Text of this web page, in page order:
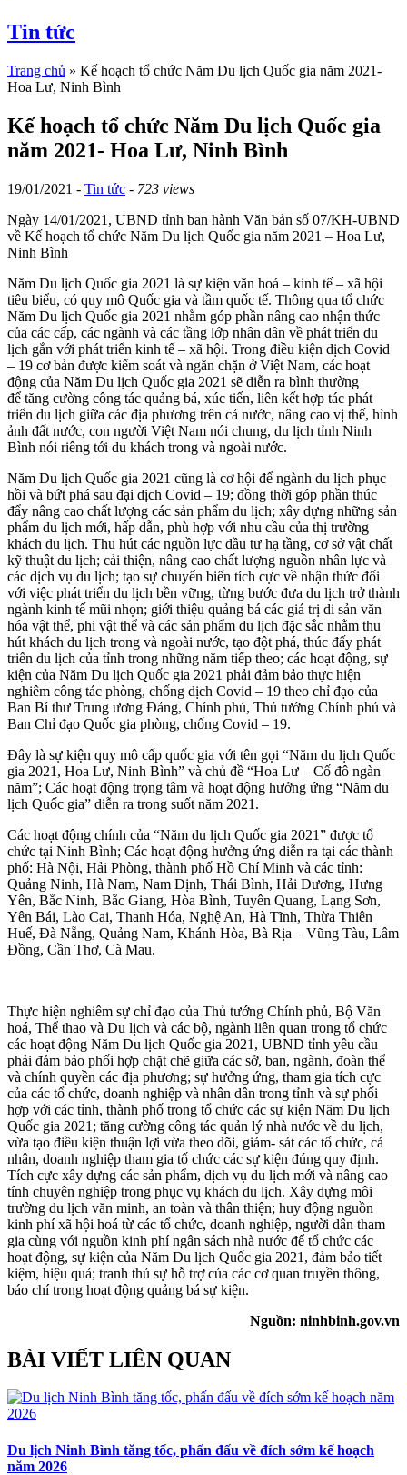
Tin tức
Trang chủ » Kế hoạch tổ chức Năm Du lịch Quốc gia năm 2021-
Hoa Lư, Ninh Bình
Kế hoạch tổ chức Năm Du lịch Quốc gia
năm 2021- Hoa Lư, Ninh Bình
19/01/2021 - Tin tức - 723 views
Ngày 14/01/2021, UBND tỉnh ban hành Văn bản số 07/KH-UBND
về Kế hoạch tổ chức Năm Du lịch Quốc gia năm 2021 – Hoa Lư,
Ninh Bình
Năm Du lịch Quốc gia 2021 là sự kiện văn hoá – kinh tế – xã hội
tiêu biểu, có quy mô Quốc gia và tầm quốc tế. Thông qua tổ chức
Năm Du lịch Quốc gia 2021 nhằm góp phần nâng cao nhận thức
của các cấp, các ngành và các tầng lớp nhân dân về phát triển du
lịch gắn với phát triển kinh tế – xã hội. Trong điều kiện dịch Covid
– 19 cơ bản được kiểm soát và ngăn chặn ở Việt Nam, các hoạt
động của Năm Du lịch Quốc gia 2021 sẽ diễn ra bình thường
để tăng cường công tác quảng bá, xúc tiến, liên kết hợp tác phát
triển du lịch giữa các địa phương trên cả nước, nâng cao vị thế, hình
ảnh đất nước, con người Việt Nam nói chung, du lịch tỉnh Ninh
Bình nói riêng tới du khách trong và ngoài nước.
Năm Du lịch Quốc gia 2021 cũng là cơ hội để ngành du lịch phục
hồi và bứt phá sau đại dịch Covid – 19; đồng thời góp phần thúc
đẩy nâng cao chất lượng các sản phẩm du lịch; xây dựng những sản
phẩm du lịch mới, hấp dẫn, phù hợp với nhu cầu của thị trường
khách du lịch. Thu hút các nguồn lực đầu tư hạ tầng, cơ sở vật chất
kỹ thuật du lịch; cải thiện, nâng cao chất lượng nguồn nhân lực và
các dịch vụ du lịch; tạo sự chuyển biến tích cực về nhận thức đối
với việc phát triển du lịch bền vững, từng bước đưa du lịch trở thành
ngành kinh tế mũi nhọn; giới thiệu quảng bá các giá trị di sản văn
hóa vật thể, phi vật thể và các sản phẩm du lịch đặc sắc nhằm thu
hút khách du lịch trong và ngoài nước, tạo đột phá, thúc đấy phát
triển du lịch của tỉnh trong những năm tiếp theo; các hoạt động, sự
kiện của Năm Du lịch Quốc gia 2021 phải đảm bảo thực hiện
nghiêm công tác phòng, chống dịch Covid – 19 theo chỉ đạo của
Ban Bí thư Trung ương Đảng, Chính phủ, Thủ tướng Chính phủ và
Ban Chỉ đạo Quốc gia phòng, chống Covid – 19.
Đây là sự kiện quy mô cấp quốc gia với tên gọi “Năm du lịch Quốc
gia 2021, Hoa Lư, Ninh Bình” và chủ đề “Hoa Lư – Cố đô ngàn
năm”; Các hoạt động trọng tâm và hoạt động hưởng ứng “Năm du
lịch Quốc gia” diễn ra trong suốt năm 2021.
Các hoạt động chính của “Năm du lịch Quốc gia 2021” được tổ
chức tại Ninh Bình; Các hoạt động hưởng ứng diễn ra tại các thành
phố: Hà Nội, Hải Phòng, thành phố Hồ Chí Minh và các tỉnh:
Quảng Ninh, Hà Nam, Nam Định, Thái Bình, Hải Dương, Hưng
Yên, Bắc Ninh, Bắc Giang, Hòa Bình, Tuyên Quang, Lạng Sơn,
Yên Bái, Lào Cai, Thanh Hóa, Nghệ An, Hà Tĩnh, Thừa Thiên
Huế, Đà Nẵng, Quảng Nam, Khánh Hòa, Bà Rịa – Vũng Tàu, Lâm
Đồng, Cần Thơ, Cà Mau.
Thực hiện nghiêm sự chỉ đạo của Thủ tướng Chính phủ, Bộ Văn
hoá, Thể thao và Du lịch và các bộ, ngành liên quan trong tổ chức
các hoạt động Năm Du lịch Quốc gia 2021, UBND tỉnh yêu cầu
phải đảm bảo phối hợp chặt chẽ giữa các sở, ban, ngành, đoàn thể
và chính quyền các địa phương; sự hưởng ứng, tham gia tích cực
của các tổ chức, doanh nghiệp và nhân dân trong tỉnh và sự phối
hợp với các tỉnh, thành phố trong tổ chức các sự kiện Năm Du lịch
Quốc gia 2021; tăng cường công tác quản lý nhà nước về du lịch,
vừa tạo điều kiện thuận lợi vừa theo dõi, giám- sát các tổ chức, cá
nhân, doanh nghiệp tham gia tố chức các sự kiện đúng quy định.
Tích cực xây dựng các sản phẩm, dịch vụ du lịch mới và nâng cao
tính chuyên nghiệp trong phục vụ khách du lịch. Xây dựng môi
trường du lịch văn minh, an toàn và thân thiện; huy động nguồn
kinh phí xã hội hoá từ các tổ chức, doanh nghiệp, người dân tham
gia cùng với nguồn kinh phí ngân sách nhà nước để tổ chức các
hoạt động, sự kiện của Năm Du lịch Quốc gia 2021, đảm bảo tiết
kiệm, hiệu quả; tranh thủ sự hỗ trợ của các cơ quan truyền thông,
báo chí trong hoạt động quảng bá sự kiện.
Nguồn: ninhbinh.gov.vn
BÀI VIẾT LIÊN QUAN
Du lịch Ninh Bình tăng tốc, phấn đấu về đích sớm kế hoạch
năm 2026